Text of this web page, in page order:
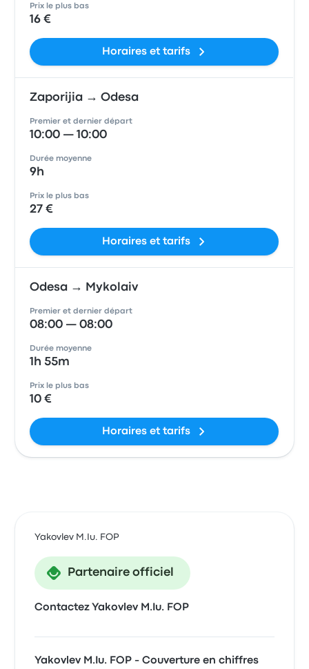
Prix le plus bas
16 €
Horaires et tarifs
Zaporijia → Odesa
Premier et dernier départ
10:00 — 10:00
Durée moyenne
9h
Prix le plus bas
27 €
Horaires et tarifs
Odesa → Mykolaiv
Premier et dernier départ
08:00 — 08:00
Durée moyenne
1h 55m
Prix le plus bas
10 €
Horaires et tarifs
Yakovlev M.Iu. FOP
Partenaire officiel
Contactez Yakovlev M.Iu. FOP
Yakovlev M.Iu. FOP - Couverture en chiffres